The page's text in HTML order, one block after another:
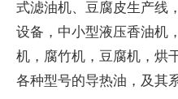
式滤油机、豆腐皮生产线
设备，中小型液压香油机
机，腐竹机，豆腐机，烘
各种型号的导热油，及其